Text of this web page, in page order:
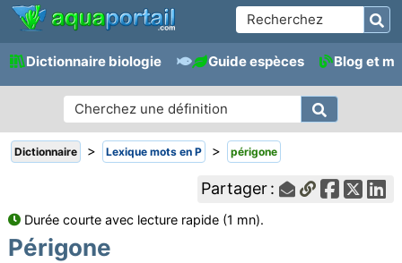
Dictionnaire biologie Guide espèces Blog et
Dictionnaire > Lexique mots en P > périgone
Partager :
Durée courte avec lecture rapide (1 mn).
Périgone